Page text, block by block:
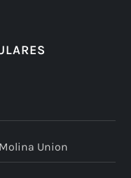
Union